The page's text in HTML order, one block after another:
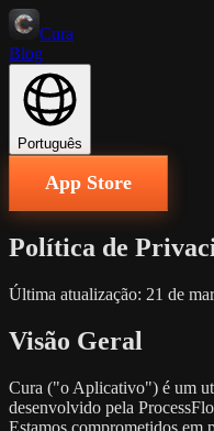
Cura
Blog
Português
App Store
Política de
Última atualização: 21 de
Visão Geral
Cura ("o Aplicativo") é um
desenvolvido pela
Estamos comprometidos em